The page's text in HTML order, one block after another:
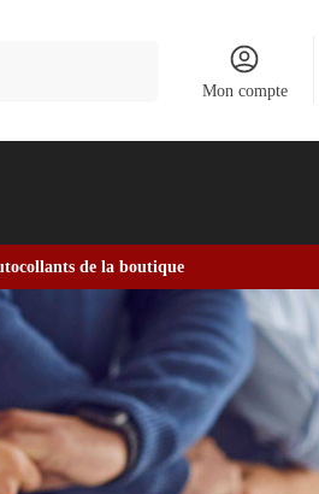
Mon compte
de la boutique